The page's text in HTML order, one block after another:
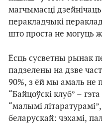
магчымасці
перакладчыкі
што проста не могуць
Ёсць сусветны рынак
падзелены на дзве
90%, з ёй мы амаль не
“Байцоўскі клуб” –
“малымі
беларускай: чэхамі,